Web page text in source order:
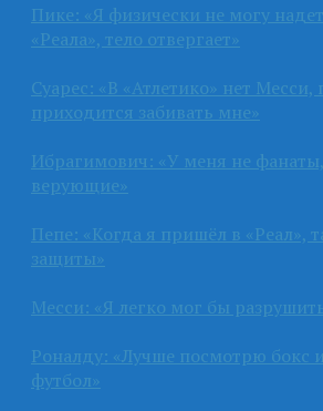
Пике: «Я физически не могу
«Реала», тело отвергает»
Суарес: «В «Атлетико» нет Месси,
приходится забивать мне»
Ибрагимович: «У меня не
верующие»
Пепе: «Когда я пришёл в «Реал»,
защиты»
Месси: «Я легко мог бы
Роналду: «Лучше посмотрю бокс
футбол»